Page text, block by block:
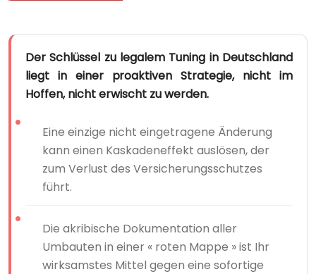
Der Schlüssel zu legalem Tuning in Deutschland
liegt in einer proaktiven Strategie, nicht im
Hoffen, nicht erwischt zu werden.
Eine einzige nicht eingetragene Änderung
kann einen Kaskadeneffekt auslösen, der
zum Verlust des Versicherungsschutzes
führt.
Die akribische Dokumentation aller
Umbauten in einer « roten Mappe » ist Ihr
wirksamstes Mittel gegen eine sofortige